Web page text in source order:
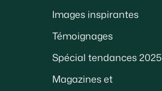
Images inspirantes
Témoignages
Spécial tendances 2025
Magazines et